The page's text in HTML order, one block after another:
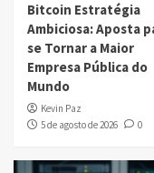
Bitcoin Estratégia
Ambiciosa: Aposta
se Tornar a Maior
Empresa Pública do
Mundo
Kevin Paz
5 de agosto de 2026
0